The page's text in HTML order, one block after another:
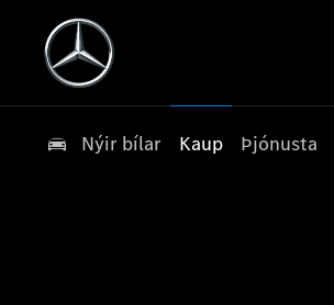
Nýir bílar Kaup Þjónusta